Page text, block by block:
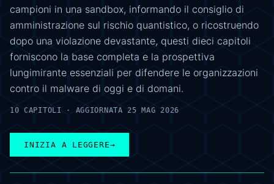
campioni in una sandbox, informando il consiglio di
amministrazione sul rischio quantistico, o ricostruendo
dopo una violazione devastante, questi dieci capitoli
forniscono la base completa e la prospettiva
lungimirante essenziali per difendere le organizzazioni
contro il malware di oggi e di domani.
10 CAPITOLI · AGGIORNATA 25 MAG 2026
INIZIA A LEGGERE→